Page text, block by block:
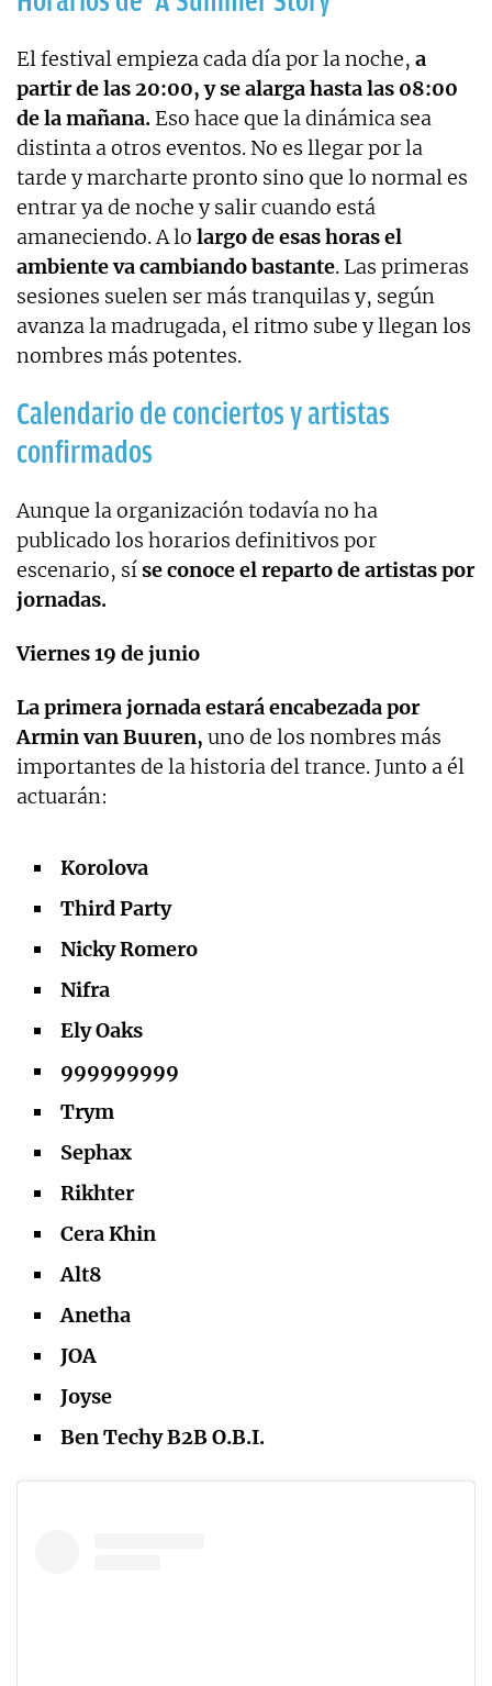
El festival empieza cada día por la noche, a
partir de las 20:00, y se alarga hasta las 08:00
de la mañana. Eso hace que la dinámica sea
distinta a otros eventos. No es llegar por la
tarde y marcharte pronto sino que lo normal es
entrar ya de noche y salir cuando está
amaneciendo. A lo largo de esas horas el
ambiente va cambiando bastante. Las primeras
sesiones suelen ser más tranquilas y, según
avanza la madrugada, el ritmo sube y llegan los
nombres más potentes.
Calendario de conciertos y artistas
confirmados
Aunque la organización todavía no ha
publicado los horarios definitivos por
escenario, síse conoce el reparto de artistas por
jornadas.
Viernes 19 de junio
La primera jornada estará encabezada por
Armin van Buuren, uno de los nombres más
importantes de la historia del trance. Junto a él
actuarán:
Korolova
Third Party
Nicky Romero
Nifra
Ely Oaks
999999999
Trym
Sephax
Rikhter
Cera Khin
Alt8
Anetha
JOA
Joyse
Ben Techy B2B O.B.I.